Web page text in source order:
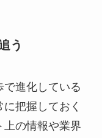
う
で進化している
把握しておく
上の情報や業界